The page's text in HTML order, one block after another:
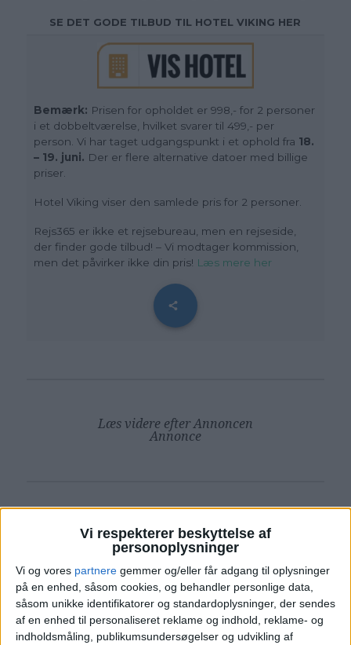
Vi respekterer beskyttelse af
personoplysninger
Vi og vores partnere gemmer og/eller får adgang til oplysninger
på en enhed, såsom cookies, og behandler personlige data,
såsom unikke identifikatorer og standardoplysninger, der sendes
af en enhed til personaliseret reklame og indhold, reklame- og
indholdsmåling, publikumsundersøgelser og udvikling af
SE DET GODE TILBUD TIL HOTEL VIKING HER
Bemærk: Prisen for opholdet er 998,- for 2 personer
i et dobbeltværelse, hvilket svarer til 499,- per
person. Vi har taget udgangspunkt i et ophold fra 18.
– 19. juni. Der er flere alternative datoer med billige
priser.
Hotel Viking viser den samlede pris for 2 personer.
Rejs365 er ikke et rejsebureau, men en rejseside,
der finder gode tilbud! – Vi modtager kommission,
men det påvirker ikke din pris! Læs mere her
Læs videre efter Annoncen
Annonce
HOTEL